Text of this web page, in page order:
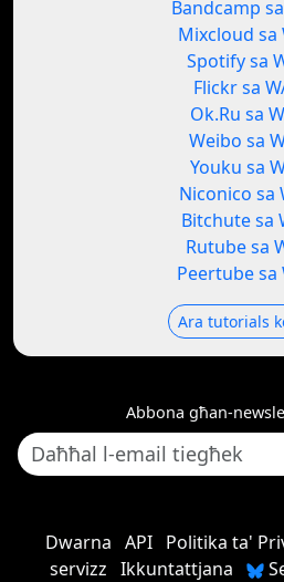
Bandcamp
Mixcloud sa
Spotify sa
Flickr sa
Ok.Ru sa
Weibo sa
Youku sa
Niconico sa
Bitchute sa
Rutube sa
Peertube sa
Ara tutorials
Abbona għan-
Dwarna API Politika ta'
servizz Ikkuntattjana